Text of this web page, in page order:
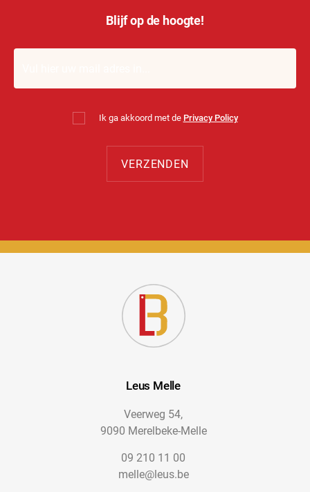
Blijf op de hoogte!
Ik ga akkoord met de Privacy Policy
Leus Melle
Veerweg 54,
9090 Merelbeke-Melle
09 210 11 00
melle@leus.be